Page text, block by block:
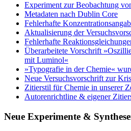
Experiment zur Beobachtung
Metadaten nach Dublin Core
Fehlerhafte
Aktualisierung der
Fehlerhafte
Überarbeitete Vorschrift
mit Luminol«
»Typografie in der Chemie«
Neue Versuchsvorschrift zur
Zitierstil für Chemie in unserer
Autorenrichtline & eigener
Neue Experimente &